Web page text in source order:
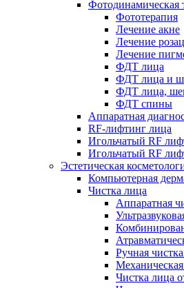
Фототерапия
Лечение акне
Лечение
Лечение
ФДТ лица
ФДТ лица и
ФДТ лица,
ФДТ спины
Аппаратная
RF-лифтинг лица
Игольчатый RF
Игольчатый RF
Эстетическая
Компьютерная
Чистка лица
Аппаратная
Ручная
Чистка лица